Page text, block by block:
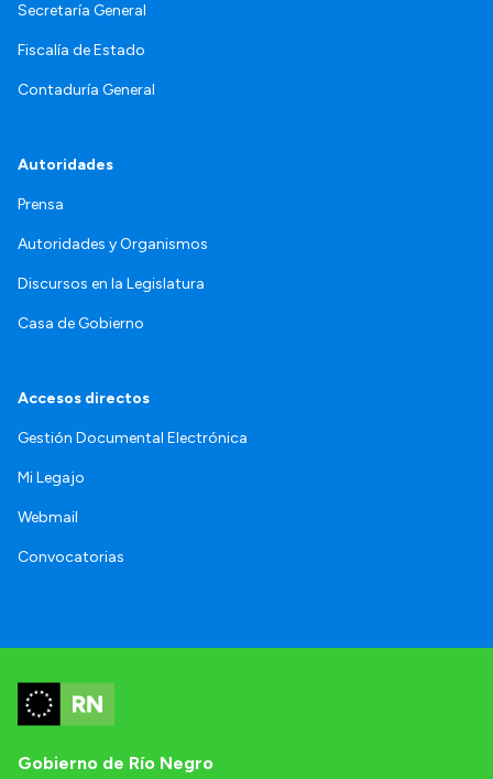
Secretaría General
Fiscalía de Estado
Contaduría General
Autoridades
Prensa
Autoridades y Organismos
Discursos en la Legislatura
Casa de Gobierno
Accesos directos
Gestión Documental Electrónica
Mi Legajo
Webmail
Convocatorias
Gobierno de Río Negro